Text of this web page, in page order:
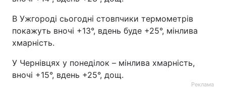
В Ужгороді сьогодні стовпчики термометрів
покажуть вночі +13°, вдень буде +25°, мінлива
хмарність.
У Чернівцях у понеділок – мінлива хмарність,
вночі +15°, вдень +25°, дощ.
Реклама